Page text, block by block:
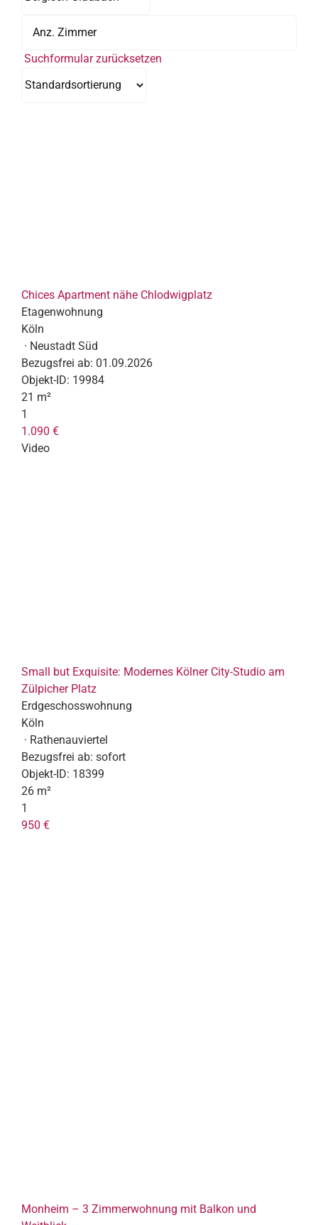
Suchformular zurücksetzen
Chices Apartment nähe Chlodwigplatz
Etagenwohnung
Köln
· Neustadt Süd
Bezugsfrei ab: 01.09.2026
Objekt-ID: 19984
21 m²
1
1.090 €
Video
Small but Exquisite: Modernes Kölner City-Studio am
Zülpicher Platz
Erdgeschosswohnung
Köln
· Rathenauviertel
Bezugsfrei ab: sofort
Objekt-ID: 18399
26 m²
1
950 €
Monheim – 3 Zimmerwohnung mit Balkon und